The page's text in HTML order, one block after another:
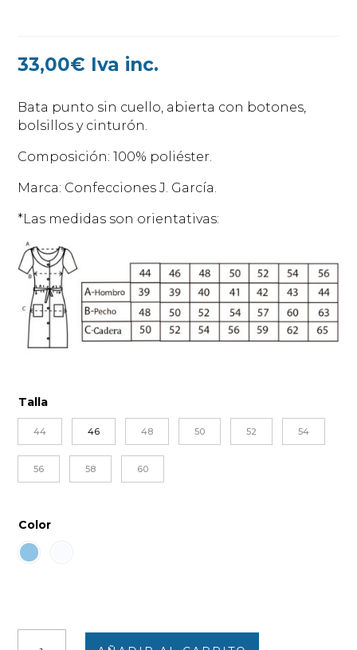
33,00€ Iva inc.
Bata punto sin cuello, abierta con botones,
bolsillos y cinturón.
Composición: 100% poliéster.
Marca: Confecciones J. García.
*Las medidas son orientativas:
Talla
44 46 48 50 52 54
56 58 60
Color